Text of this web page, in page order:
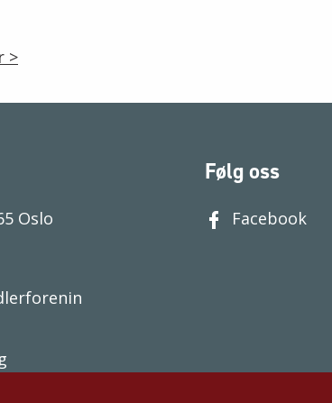
>
Oslo
Følg oss
Facebook